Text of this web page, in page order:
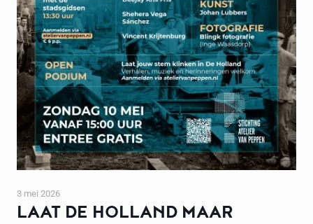
LAAT DE HOLLAND MAAR
3 mei 2026